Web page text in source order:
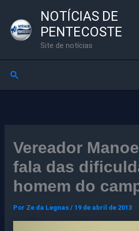
para
NOTÍCIAS DE
PENTECOSTE
Site de notícias
Pesquisar
Vereador
fala das
homem do
Por Ze da Legnas/ 19 de abril de 2013